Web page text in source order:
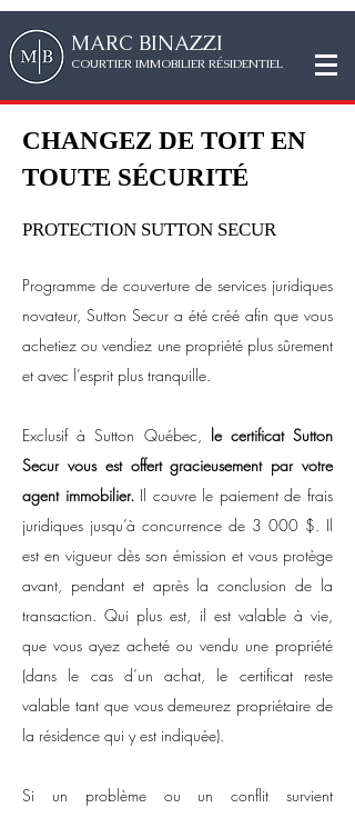
MARC BINAZZI
COURTIER IMMOBILIER RÉSIDENTIEL
CHANGEZ DE TOIT EN
TOUTE SÉCURITÉ
PROTECTION SUTTON SECUR
Programme de couverture de services juridiques
novateur, Sutton Secur a été créé afin que vous
achetiez ou vendiez une propriété plus sûrement
et avec l’esprit plus tranquille.
Exclusif à Sutton Québec, le certificat Sutton
Secur vous est offert gracieusement par votre
agent immobilier. Il couvre le paiement de frais
juridiques jusqu’à concurrence de 3 000 $. Il
est en vigueur dès son émission et vous protège
avant, pendant et après la conclusion de la
transaction. Qui plus est, il est valable à vie,
que vous ayez acheté ou vendu une propriété
(dans le cas d’un achat, le certificat reste
valable tant que vous demeurez propriétaire de
la résidence qui y est indiquée).
Si un problème ou un conflit survient